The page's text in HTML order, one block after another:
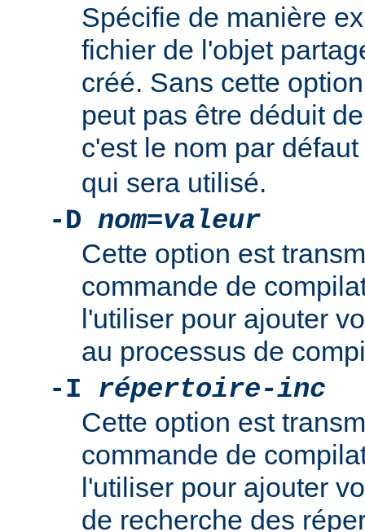
Spécifie de manière
fichier de l'objet
créé. Sans cette
peut pas être déduit
c'est le nom par défaut
qui sera utilisé.
-D nom=valeur
Cette option est
commande de
l'utiliser pour ajouter
au processus de
-I répertoire-inc
Cette option est
commande de
l'utiliser pour ajouter
de recherche des